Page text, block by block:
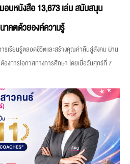
บหนังสือ 13,673 เล่ม สนับสนุน
าคตด้วยองค์ความรู้
รเรียนรู้ตลอดชีวิตและสร้างคุณค่าคืนสู่สังคม ผ่าน
งการโอกาสทางการศึกษา โดยเมื่อวันศุกร์ที่ 7